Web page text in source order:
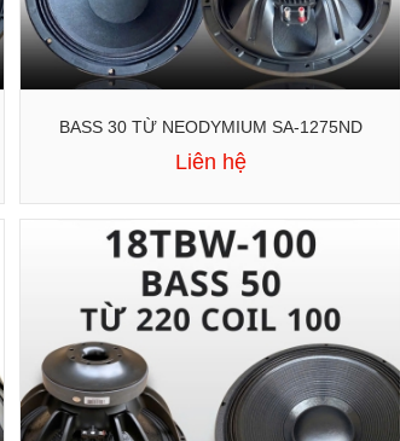
BASS 30 TỪ NEODYMIUM SA-1275ND
Liên hệ